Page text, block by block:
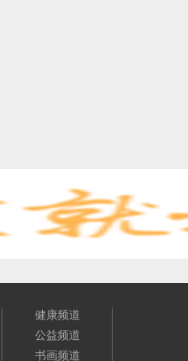
健康频道
公益频道
书画频道